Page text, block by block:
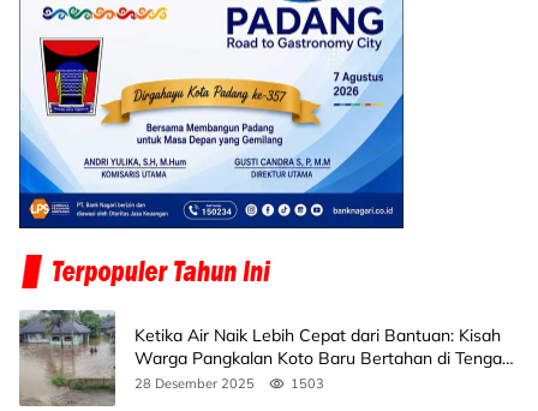
Ketika Air Naik Lebih Cepat dari Bantuan: Kisah
Warga Pangkalan Koto Baru Bertahan di Tengah
Banjir
28 Desember 2025 1503